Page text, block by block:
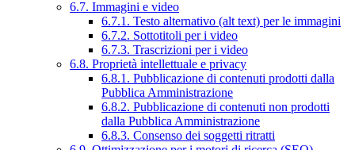
6.7. Immagini e video
6.7.1. Testo alternativo (alt text) per le immagini
6.7.2. Sottotitoli per i video
6.7.3. Trascrizioni per i video
6.8. Proprietà intellettuale e privacy
6.8.1. Pubblicazione di contenuti prodotti dalla
Pubblica Amministrazione
6.8.2. Pubblicazione di contenuti non prodotti
dalla Pubblica Amministrazione
6.8.3. Consenso dei soggetti ritratti